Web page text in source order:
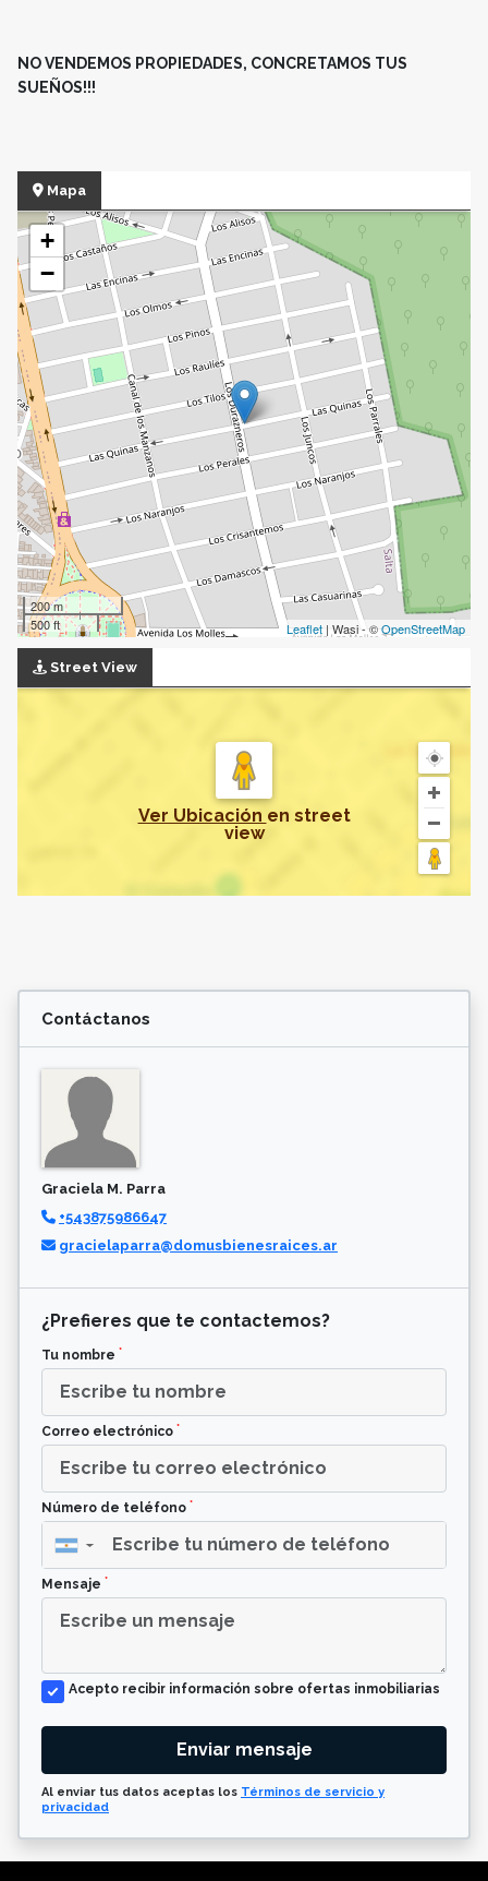
NO VENDEMOS PROPIEDADES, CONCRETAMOS TUS
SUEÑOS!!!
Mapa
+
−
200 m
500 ft
Leaflet | Wasi - ©OpenStreetMap
Street View
Ver Ubicación en street
view
Contáctanos
Graciela M. Parra
+543875986647
gracielaparra@domusbienesraices.ar
¿Prefieres que te contactemos?
Tu nombre *
Correo electrónico *
Número de teléfono *
▼
Mensaje *
Acepto recibir información sobre ofertas inmobiliarias
Enviar mensaje
Al enviar tus datos aceptas los Términos de servicio y
privacidad